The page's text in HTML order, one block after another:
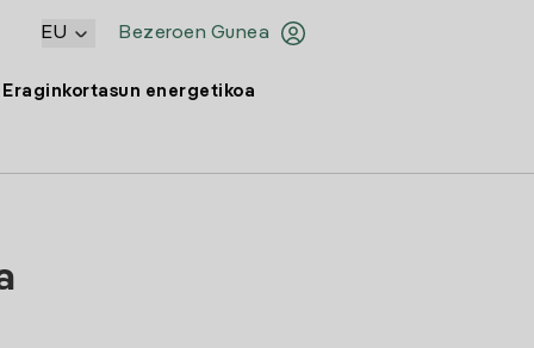
Bezeroen Gunea
EU
Eraginkortasun energetikoa